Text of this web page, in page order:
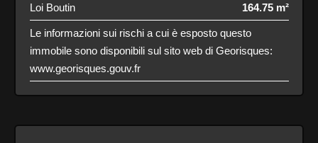
Loi Boutin 164.75 m²
Le informazioni sui rischi a cui è esposto questo
immobile sono disponibili sul sito web di Georisques:
www.georisques.gouv.fr